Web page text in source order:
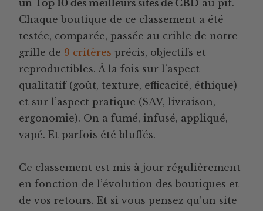
un Top 10 des meilleurs sites de CBD au pif.
Chaque boutique de ce classement a été
testée, comparée, passée au crible de notre
grille de 9 critères précis, objectifs et
reproductibles. À la fois sur l’aspect
qualitatif (goût, texture, efficacité, éthique)
et sur l’aspect pratique (SAV, livraison,
ergonomie). On a fumé, infusé, appliqué,
vapé. Et parfois été bluffés.
Ce classement est mis à jour régulièrement
en fonction de l’évolution des boutiques et
de vos retours. Et si vous pensez qu’un site